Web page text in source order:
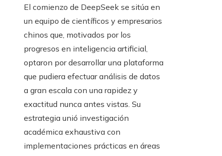
El comienzo de DeepSeek se sitúa en
un equipo de científicos y empresarios
chinos que, motivados por los
progresos en inteligencia artificial,
optaron por desarrollar una plataforma
que pudiera efectuar análisis de datos
a gran escala con una rapidez y
exactitud nunca antes vistas. Su
estrategia unió investigación
académica exhaustiva con
implementaciones prácticas en áreas